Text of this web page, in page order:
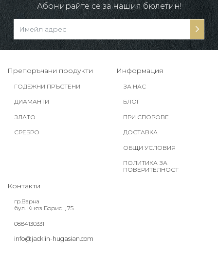
Абонирайте се за нашия бюлетин!
Препоръчани продукти
ГОДЕЖНИ ПРЪСТЕНИ
ДИАМАНТИ
ЗЛАТО
СРЕБРО
Информация
ЗА НАС
БЛОГ
ПРИ СПОРОВЕ
ДОСТАВКА
ОБЩИ УСЛОВИЯ
ПОЛИТИКА ЗА
ПОВЕРИТЕЛНОСТ
Контакти
гр.Варна
бул. Княз Борис I, 75
0884130331
info@jacklin-hugasian.com